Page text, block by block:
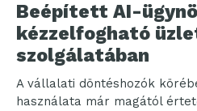
Beépített AI-
kézzelfogható
szolgálatában
A vállalati döntéshozók
használata már magától